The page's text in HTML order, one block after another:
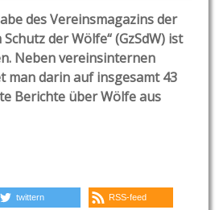
des Vereinsmagazins der
der Wölfe“ (GzSdW) ist
Neben vereinsinternen
man darin auf insgesamt 43
Berichte über Wölfe aus
twittern RSS-feed